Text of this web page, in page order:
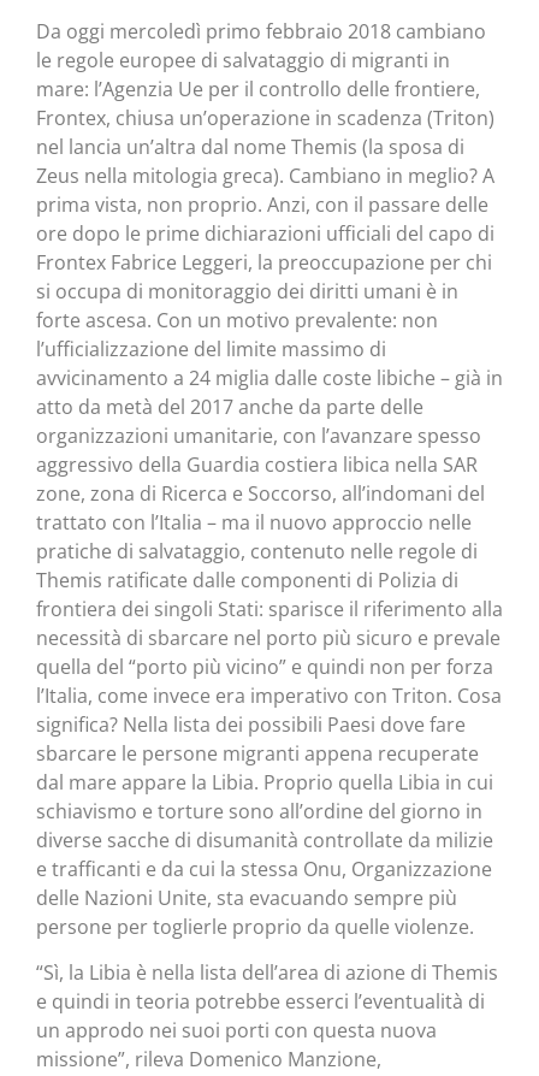
Da oggi mercoledì primo febbraio 2018 cambiano
le regole europee di salvataggio di migranti in
mare: l’Agenzia Ue per il controllo delle frontiere,
Frontex, chiusa un’operazione in scadenza (Triton)
nel lancia un’altra dal nome Themis (la sposa di
Zeus nella mitologia greca). Cambiano in meglio? A
prima vista, non proprio. Anzi, con il passare delle
ore dopo le prime dichiarazioni ufficiali del capo di
Frontex Fabrice Leggeri, la preoccupazione per chi
si occupa di monitoraggio dei diritti umani è in
forte ascesa. Con un motivo prevalente: non
l’ufficializzazione del limite massimo di
avvicinamento a 24 miglia dalle coste libiche – già in
atto da metà del 2017 anche da parte delle
organizzazioni umanitarie, con l’avanzare spesso
aggressivo della Guardia costiera libica nella SAR
zone, zona di Ricerca e Soccorso, all’indomani del
trattato con l’Italia – ma il nuovo approccio nelle
pratiche di salvataggio, contenuto nelle regole di
Themis ratificate dalle componenti di Polizia di
frontiera dei singoli Stati: sparisce il riferimento alla
necessità di sbarcare nel porto più sicuro e prevale
quella del “porto più vicino” e quindi non per forza
l’Italia, come invece era imperativo con Triton. Cosa
significa? Nella lista dei possibili Paesi dove fare
sbarcare le persone migranti appena recuperate
dal mare appare la Libia. Proprio quella Libia in cui
schiavismo e torture sono all’ordine del giorno in
diverse sacche di disumanità controllate da milizie
e trafficanti e da cui la stessa Onu, Organizzazione
delle Nazioni Unite, sta evacuando sempre più
persone per toglierle proprio da quelle violenze.
“Sì, la Libia è nella lista dell’area di azione di Themis
e quindi in teoria potrebbe esserci l’eventualità di
un approdo nei suoi porti con questa nuova
missione”, rileva Domenico Manzione,